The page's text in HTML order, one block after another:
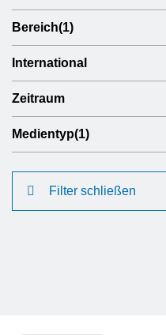
Bereich(1)
International
Zeitraum
Medientyp(1)
Filter schließen